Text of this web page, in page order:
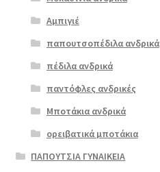
59.00
Original
price
€59.00.
€ 47.00Η
τρέχουσα
είναι:
€47.00.
μπορούν
επιλεγούν
στη
σελίδα
προϊόντος
Αμπιγιέ
παπουτσοπέδιλα ανδρικά
πέδιλα ανδρικά
παντόφλες ανδρικές
Μποτάκια ανδρικά
ορειβατικά μποτάκια
ΠΑΠΟΥΤΣΙΑ ΓΥΝΑΙΚΕΙΑ